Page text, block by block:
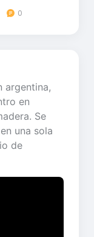
0
argentina,
en
Se
una sola
de